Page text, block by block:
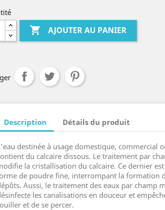
 AJOUTER AU PANIER
Description Détails du produit
destinée à usage domestique, commercial
du calcaire dissous. Le traitement par
la cristallisation du calcaire. Ce dernier
de poudre fine, interrompant la formation
Aussi, le traitement des eaux par champ
les canalisations en douceur et
et de se percer.